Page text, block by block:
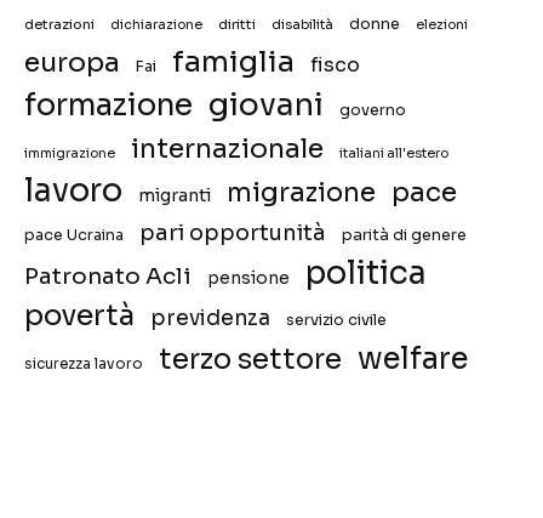
detrazioni dichiarazione diritti disabilità donne elezioni
europa Fai famiglia fisco
formazione giovani governo
immigrazione internazionale italiani all'estero
lavoro migranti migrazione pace
pace Ucraina pari opportunità parità di genere
Patronato Acli pensione politica
povertà previdenza servizio civile
sicurezza lavoro terzo settore welfare